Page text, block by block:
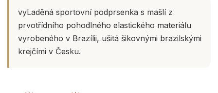
vyLaděná sportovní podprsenka s mašlí z
prvotřídního pohodlného elastického materiálu
vyrobeného v Brazílii, ušitá šikovnými brazilskými
krejčími v Česku.